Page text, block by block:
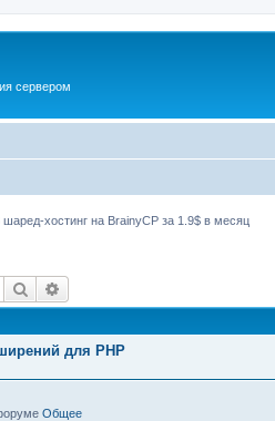
сервером
шаред-хостинг на BrainyCP за 1.9$ в месяц
Поиск
для PHP
Общее